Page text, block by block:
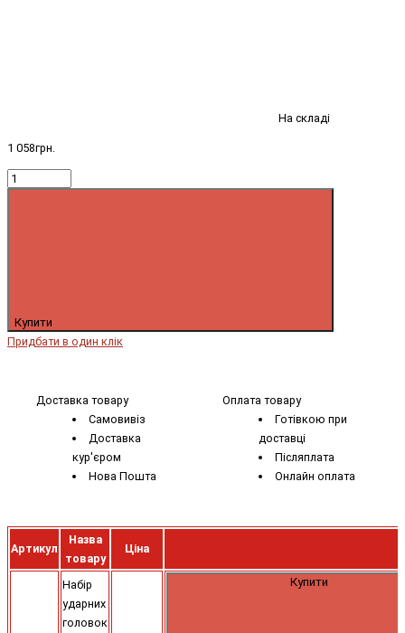
На складі
1 058грн.
Купити
Придбати в один клік
Доставка товару
Самовивіз
Доставка
кур'єром
Нова Пошта
Оплата товару
Готівкою при
доставці
Післяплата
Онлайн оплата
Артикул
Назва
товару
Ціна
Набір
ударних
головок
Купити